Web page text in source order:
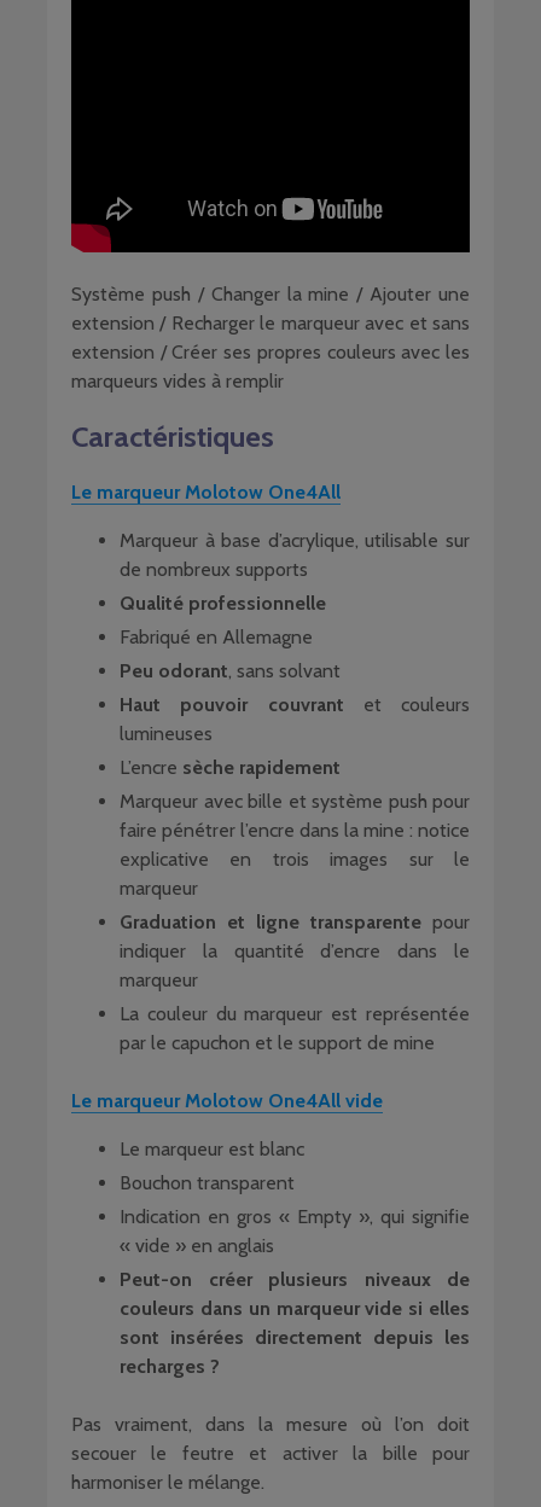
Système push / Changer la mine / Ajouter une
extension / Recharger le marqueur avec et sans
extension / Créer ses propres couleurs avec les
marqueurs vides à remplir
Caractéristiques
Le marqueur Molotow One4All
Marqueur à base d’acrylique, utilisable sur
de nombreux supports
Qualité professionnelle
Fabriqué en Allemagne
Peu odorant, sans solvant
Haut pouvoir couvrant et couleurs
lumineuses
L’encre sèche rapidement
Marqueur avec bille et système push pour
faire pénétrer l’encre dans la mine : notice
explicative en trois images sur le
marqueur
Graduation et ligne transparente pour
indiquer la quantité d’encre dans le
marqueur
La couleur du marqueur est représentée
par le capuchon et le support de mine
Le marqueur Molotow One4All vide
Le marqueur est blanc
Bouchon transparent
Indication en gros « Empty », qui signifie
« vide » en anglais
Peut-on créer plusieurs niveaux de
couleurs dans un marqueur vide si elles
sont insérées directement depuis les
recharges ?
Pas vraiment, dans la mesure où l’on doit
secouer le feutre et activer la bille pour
harmoniser le mélange.